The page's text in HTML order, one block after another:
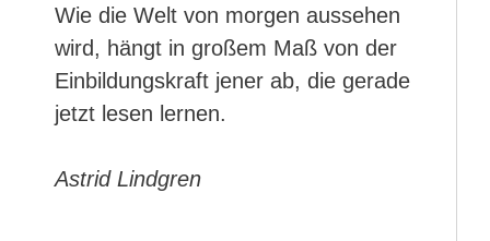
Wie die Welt von morgen aussehen
wird, hängt in großem Maß von der
Einbildungskraft jener ab, die gerade
jetzt lesen lernen.
Astrid Lindgren